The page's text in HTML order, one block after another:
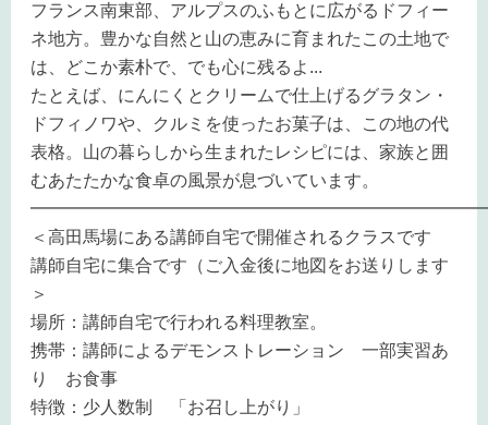
フランス南東部、アルプスのふもとに広がる ドフィー
ネ地方。豊かな自然と山の恵みに育まれたこの土地で
は、どこか素朴で、でも心に残るよ ...
たとえば、にんにくとクリームで仕上げるグラタン・
ドフィノワや、クルミを使ったお菓子は、この地の代
表格。山の暮らしから生まれたレシピには、家族と囲
むあたたかな食卓の風景が息づいています。
＜高田馬場にある講師自宅で開催されるクラスです
講師自宅に集合です（ご入金後に地図をお送りします
＞
場所：講師自宅で行われる料理教室。
携帯：講師によるデモンストレーション 一部実習あ
り お食事
特徴：少人数制 「お召し上がり」